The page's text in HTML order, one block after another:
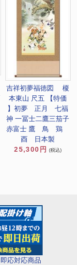
即応対応商品
吉祥初夢福徳図 榎
本東山 尺五 【特価
】初夢 正月 七福
神 一冨士二鷹三茄子
赤富士 鷹 鳥 鶏
酉 日本製
25,300円
(税込)